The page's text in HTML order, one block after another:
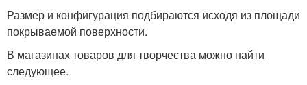
Размер и конфигурация подбираются исходя из площади
покрываемой поверхности.
В магазинах товаров для творчества можно найти
следующее.